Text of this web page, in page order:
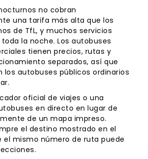
no cobran
una tarifa más alta que los
de TfL, y muchos servicios
la noche. Los autobuses
tienen precios, rutas y
separados, así que
los autobuses públicos ordinarios
oficial de viajes o una
en directo en lugar de
de un mapa impreso.
el destino mostrado en el
el mismo número de ruta puede